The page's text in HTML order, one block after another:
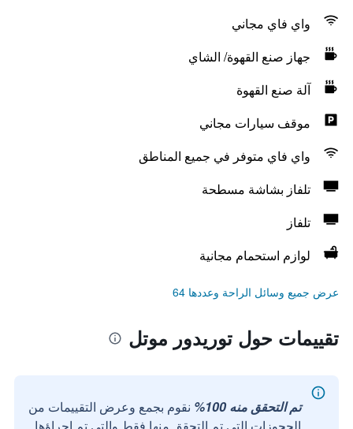
واي فاي مجاني
جهاز صنع القهوة/ الشاي
آلة صنع القهوة
موقف سيارات مجاني
واي فاي متوفر في جميع المناطق
تلفاز بشاشة مسطحة
تلفاز
لوازم استحمام مجانية
عرض جميع وسائل الراحة وعددها 64
تقييمات حول توريدور موتل
تم التحقق منه 100%
نقوم بجمع وعرض التقييمات من